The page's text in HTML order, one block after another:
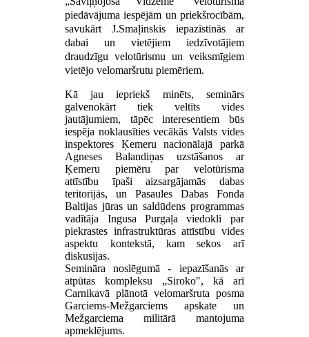
piedāvājuma iespējām un priekšrocībām,
savukārt J.Smaļinskis iepazīstinās ar
dabai un vietējiem iedzīvotājiem
draudzīgu velotūrismu un veiksmīgiem
vietējo velomaršrutu piemēriem.
Kā jau iepriekš minēts, seminārs
galvenokārt tiek veltīts vides
jautājumiem, tāpēc interesentiem būs
iespēja noklausīties vecākās Valsts vides
inspektores Ķemeru nacionālajā parkā
Agneses Balandiņas uzstāšanos ar
Ķemeru piemēru par velotūrisma
attīstību īpaši aizsargājamās dabas
teritorijās, un Pasaules Dabas Fonda
Baltijas jūras un saldūdens programmas
vadītāja Ingusa Purgaļa viedokli par
piekrastes infrastruktūras attīstību vides
aspektu kontekstā, kam sekos arī
diskusijas.
Semināra noslēgumā - iepazīšanās ar
atpūtas kompleksu „Siroko", kā arī
Carnikavā plānotā velomaršruta posma
Garciems-Mežgarciems apskate un
Mežgarciema militārā mantojuma
apmeklējums.